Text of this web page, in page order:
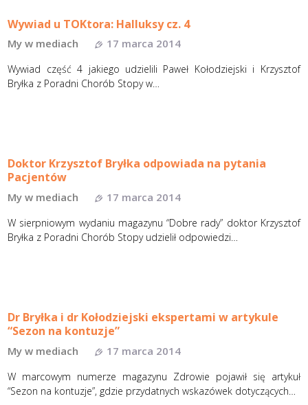
Wywiad u TOKtora: Halluksy cz. 4
My w mediach 17 marca 2014
Wywiad część 4 jakiego udzielili Paweł Kołodziejski i Krzysztof
Bryłka z Poradni Chorób Stopy w…
Doktor Krzysztof Bryłka odpowiada na pytania
Pacjentów
My w mediach 17 marca 2014
W sierpniowym wydaniu magazynu “Dobre rady” doktor Krzysztof
Bryłka z Poradni Chorób Stopy udzielił odpowiedzi…
Dr Bryłka i dr Kołodziejski ekspertami w artykule
“Sezon na kontuzje”
My w mediach 17 marca 2014
W marcowym numerze magazynu Zdrowie pojawił się artykuł
“Sezon na kontuzje”, gdzie przydatnych wskazówek dotyczących…